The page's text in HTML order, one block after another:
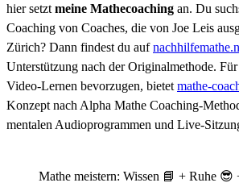
hier setzt meine Mathecoaching an. Du
Coaching von Coaches, die von Joe Leis
Zürich? Dann findest du auf
Unterstützung nach der Originalmethode.
Video-Lernen bevorzugen, bietet mathe-
Konzept nach Alpha Mathe Coaching-
mentalen Audioprogrammen und Live-
Mathe meistern: Wissen 📘 + Ruhe 😎